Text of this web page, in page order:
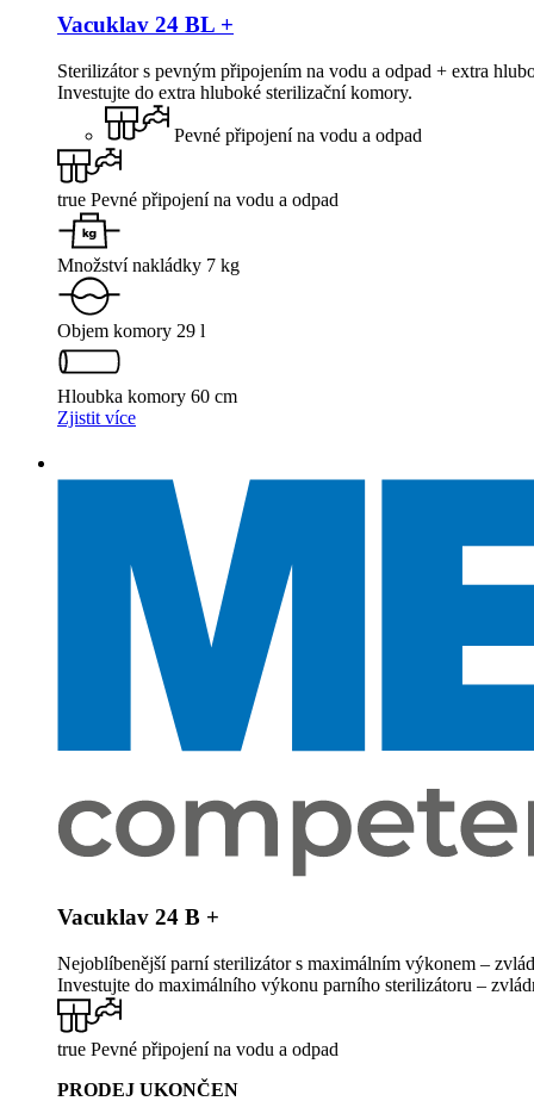
Vacuklav 24 BL +
Sterilizátor s pevným připojením na vodu a odpad + extra
Investujte do extra hluboké sterilizační komory.
Pevné připojení na vodu a odpad
true Pevné připojení na vodu a odpad
Množství nakládky 7 kg
Objem komory 29 l
Hloubka komory 60 cm
Zjistit více
Vacuklav 24 B +
Nejoblíbenější parní sterilizátor s maximálním výkonem –
Investujte do maximálního výkonu parního sterilizátoru –
true Pevné připojení na vodu a odpad
PRODEJ UKONČEN